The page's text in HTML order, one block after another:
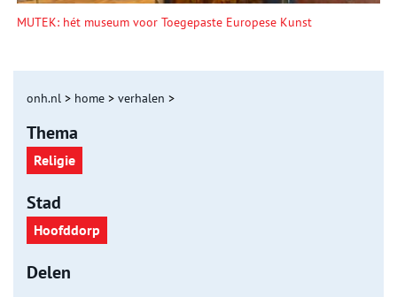
MUTEK: hét museum voor Toegepaste Europese Kunst
onh.nl > home > verhalen >
Thema
Religie
Stad
Hoofddorp
Delen